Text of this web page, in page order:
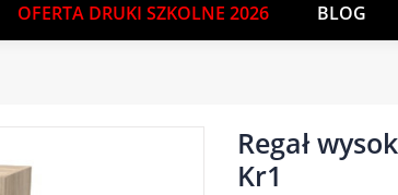
OFERTA DRUKI SZKOLNE 2026 BLOG
Regał
Kr1